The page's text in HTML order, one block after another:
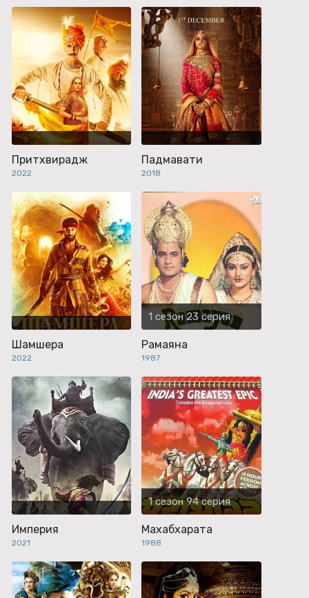
Притхвирадж
2022
Падмавати
2018
Шамшера
2022
1 сезон 23 серия
Рамаяна
1987
Империя
2021
1 сезон 94 серия
Махабхарата
1988